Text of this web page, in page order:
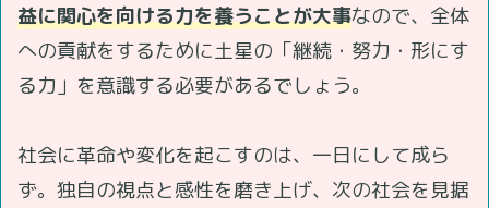
益に関心を向ける力を養うことが大事なので、全体
への貢献をするために土星の「継続・努力・形にす
る力」を意識する必要があるでしょう。
社会に革命や変化を起こすのは、一日にして成ら
ず。独自の視点と感性を磨き上げ、次の社会を見据